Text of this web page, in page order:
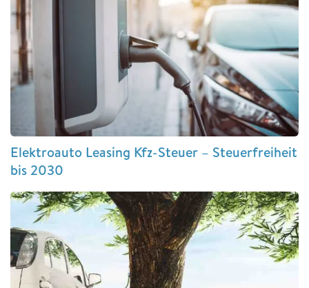
Elektroauto Leasing Kfz-Steuer – Steuerfreiheit
bis 2030